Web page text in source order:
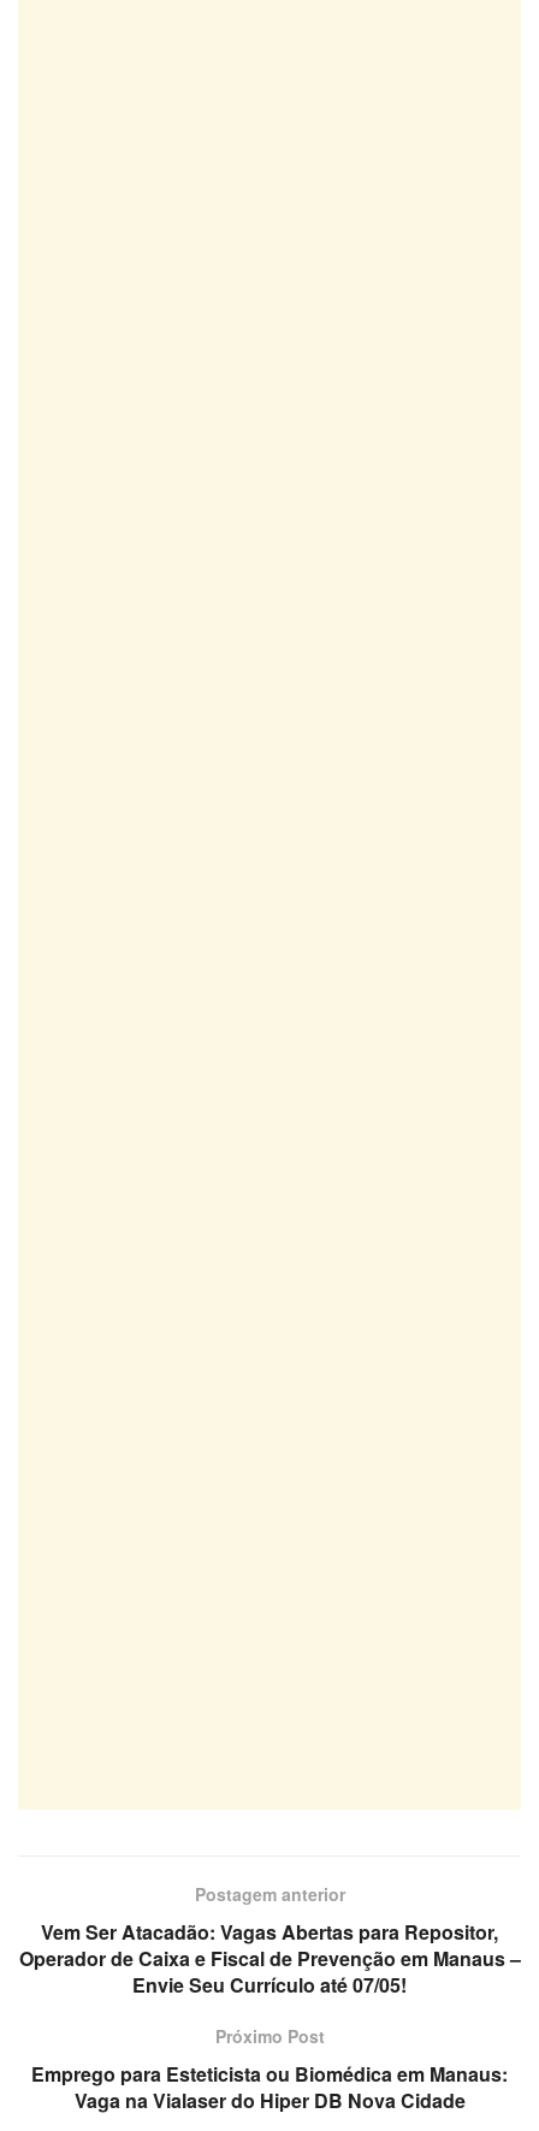
Postagem anterior
Vem Ser Atacadão: Vagas Abertas para Repositor,
Operador de Caixa e Fiscal de Prevenção em Manaus –
Envie Seu Currículo até 07/05!
Próximo Post
Emprego para Esteticista ou Biomédica em Manaus:
Vaga na Vialaser do Hiper DB Nova Cidade